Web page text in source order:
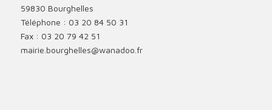
59830 Bourghelles
Téléphone : 03 20 84 50 31
Fax : 03 20 79 42 51
mairie.bourghelles@wanadoo.fr